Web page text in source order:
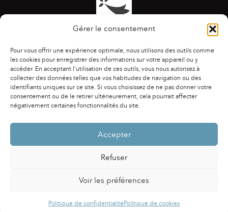
Gérer le consentement
Pour vous offrir une expérience optimale, nous utilisons des outils comme
les cookies pour enregistrer des informations sur votre appareil ou y
accéder. En acceptant l'utilisation de ces outils, vous nous autorisez à
collecter des données telles que vos habitudes de navigation ou des
identifiants uniques sur ce site. Si vous choisissez de ne pas donner votre
consentement ou de le retirer ultérieurement, cela pourrait affecter
négativement certaines fonctionnalités du site.
Accepter
Refuser
Voir les préférences
Politique de confidentialitéPolitique de cookies
ACCESSIBILITÉ | AGENDA | ASSOCIATIONS
|
CONTACTS
PUBLICATIONS | ESPACE PRESSE